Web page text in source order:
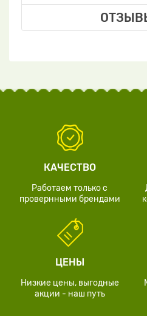
КАЧЕСТВО
Работаем только с
провернными брендами
ЦЕНЫ
Низкие цены, выгодные
акции - наш путь